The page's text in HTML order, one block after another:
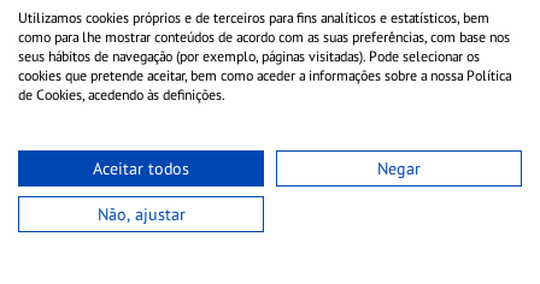
15,36 €
Aviso Legal Política de Cookies Política de Privacidade
Utilizamos cookies próprios e de terceiros para fins analíticos e estatísticos, bem
como para lhe mostrar conteúdos de acordo com as suas preferências, com base nos
seus hábitos de navegação (por exemplo, páginas visitadas). Pode selecionar os
cookies que pretende aceitar, bem como aceder a informações sobre a nossa Política
de Cookies, acedendo às definições.
Aceitar todos Negar
Não, ajustar